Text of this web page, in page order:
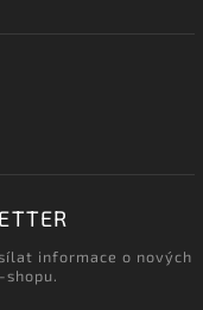
informace o nových
shopu.